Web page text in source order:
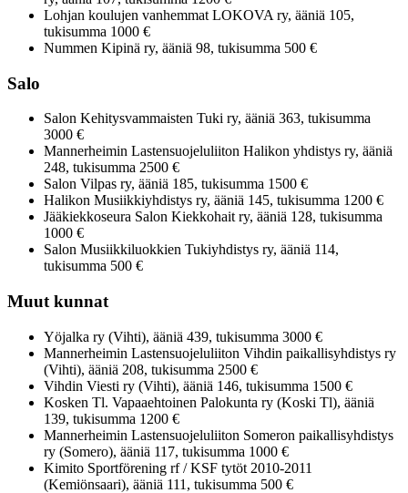
Lohjan koulujen vanhemmat LOKOVA ry, ääniä 105,
tukisumma 1000 €
Nummen Kipinä ry, ääniä 98, tukisumma 500 €
Salo
Salon Kehitysvammaisten Tuki ry, ääniä 363, tukisumma
3000 €
Mannerheimin Lastensuojeluliiton Halikon yhdistys ry, ääniä
248, tukisumma 2500 €
Salon Vilpas ry, ääniä 185, tukisumma 1500 €
Halikon Musiikkiyhdistys ry, ääniä 145, tukisumma 1200 €
Jääkiekkoseura Salon Kiekkohait ry, ääniä 128, tukisumma
1000 €
Salon Musiikkiluokkien Tukiyhdistys ry, ääniä 114,
tukisumma 500 €
Muut kunnat
Yöjalka ry (Vihti), ääniä 439, tukisumma 3000 €
Mannerheimin Lastensuojeluliiton Vihdin paikallisyhdistys ry
(Vihti), ääniä 208, tukisumma 2500 €
Vihdin Viesti ry (Vihti), ääniä 146, tukisumma 1500 €
Kosken Tl. Vapaaehtoinen Palokunta ry (Koski Tl), ääniä
139, tukisumma 1200 €
Mannerheimin Lastensuojeluliiton Someron paikallisyhdistys
ry (Somero), ääniä 117, tukisumma 1000 €
Kimito Sportförening rf / KSF tytöt 2010-2011
(Kemiönsaari), ääniä 111, tukisumma 500 €